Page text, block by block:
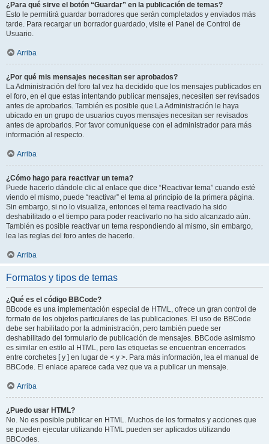
¿Para qué sirve el botón “Guardar” en la publicación de temas?
Esto le permitirá guardar borradores que serán completados y enviados más
tarde. Para recargar un borrador guardado, visite el Panel de Control de
Usuario.
Arriba
¿Por qué mis mensajes necesitan ser aprobados?
La Administración del foro tal vez ha decidido que los mensajes publicados en
el foro, en el que estas intentando publicar mensajes, necesiten ser revisados
antes de aprobarlos. También es posible que La Administración le haya
ubicado en un grupo de usuarios cuyos mensajes necesitan ser revisados
antes de aprobarlos. Por favor comuníquese con el administrador para más
información al respecto.
Arriba
¿Cómo hago para reactivar un tema?
Puede hacerlo dándole clic al enlace que dice “Reactivar tema” cuando esté
viendo el mismo, puede “reactivar” el tema al principio de la primera página.
Sin embargo, si no lo visualiza, entonces el tema reactivado ha sido
deshabilitado o el tiempo para poder reactivarlo no ha sido alcanzado aún.
También es posible reactivar un tema respondiendo al mismo, sin embargo,
lea las reglas del foro antes de hacerlo.
Arriba
Formatos y tipos de temas
¿Qué es el código BBCode?
BBcode es una implementación especial de HTML, ofrece un gran control de
formato de los objetos particulares de las publicaciones. El uso de BBCode
debe ser habilitado por la administración, pero también puede ser
deshabilitado del formulario de publicación de mensajes. BBCode asimismo
es similar en estilo al HTML, pero las etiquetas se encuentran encerrados
entre corchetes [ y ] en lugar de < y >. Para más información, lea el manual de
BBCode. El enlace aparece cada vez que va a publicar un mensaje.
Arriba
¿Puedo usar HTML?
No. No es posible publicar en HTML. Muchos de los formatos y acciones que
se pueden ejecutar utilizando HTML pueden ser aplicados utilizando
BBCodes.